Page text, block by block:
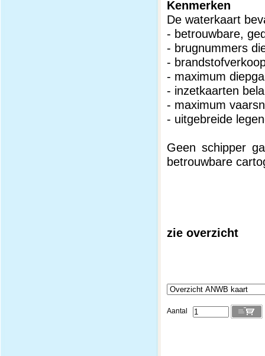
Kenmerken
De waterkaart
- betrouwbare,
- brugnummers
-
- maximum
- inzetkaarten
- maximum
- uitgebreide
Geen schipper
betrouwbare
zie overzicht
Aantal